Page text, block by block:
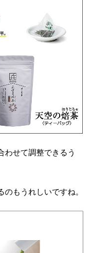
わせて調整できるう
もうれしいですね。